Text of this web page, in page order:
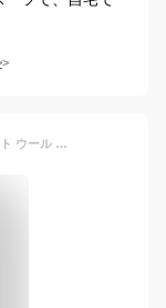
[YuanLu] スーツ メンズ 3点セット 上下セット ウール 厚手 秋 冬 2つボタン フォーマルスーツ 防風 ヒートテック カジュアル 通勤 通学 ビジネス 結婚式 卒業式 ダックブラウンL